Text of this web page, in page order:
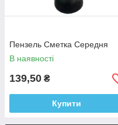
Пензель Сметка Середня
В наявності
139,50 ₴
Купити